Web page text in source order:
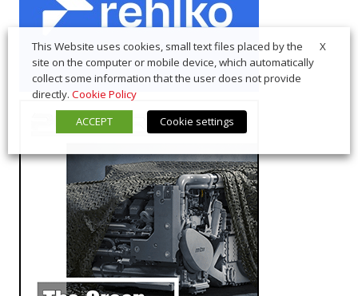
X
This Website uses cookies, small text files placed by the
site on the computer or mobile device, which automatically
collect some information that the user does not provide
directly. Cookie Policy
ACCEPT
Cookie settings